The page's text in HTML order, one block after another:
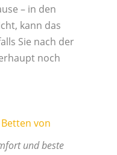
– in den
kann das
Sie nach der
noch
von
und beste